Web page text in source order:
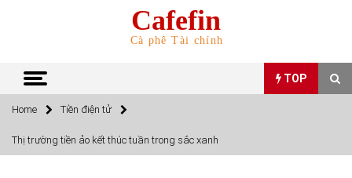
Cafefin
Cà phê Tài chính
TOP
TOP
Home Tiền điện tử
Thị trường tiền ảo kết thúc tuần trong sắc xanh